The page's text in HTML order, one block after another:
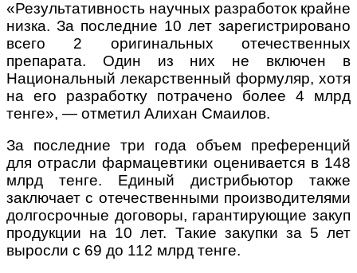
«Результативность научных разработок крайне
низка. За последние 10 лет зарегистрировано
всего 2 оригинальных отечественных
препарата. Один из них не включен в
Национальный лекарственный формуляр, хотя
на его разработку потрачено более 4 млрд
тенге», — отметил Алихан Смаилов.
За последние три года объем преференций
для отрасли фармацевтики оценивается в 148
млрд тенге. Единый дистрибьютор также
заключает с отечественными производителями
долгосрочные договоры, гарантирующие закуп
продукции на 10 лет. Такие закупки за 5 лет
выросли с 69 до 112 млрд тенге.